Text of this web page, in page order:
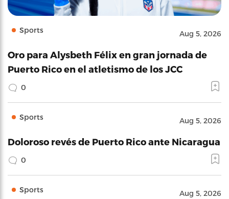
Sports Aug 5, 2026
Oro para Alysbeth Félix en gran jornada de
Puerto Rico en el atletismo de los JCC
0
Sports Aug 5, 2026
Doloroso revés de Puerto Rico ante Nicaragua
0
Sports Aug 5, 2026